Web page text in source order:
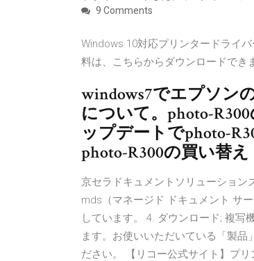
9 Comments
Windows 10対応プリンタードライ
料は、こちらからダウンロードでき
windows7でエプソン
について。photo-
ップデートでphoto-
photo-R300の買い替
京セラドキュメントソリューション
mds（マネージド ドキュメント サ
しています。 4. ダウンロード; 複
ます。お使いいただいている「製
ださい。 【リコー公式サイト】プ